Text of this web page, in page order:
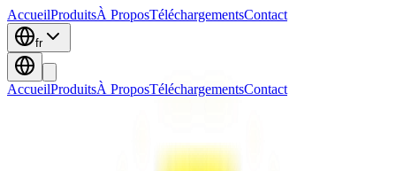
AccueilProduitsÀ ProposTéléchargementsContact
fr
AccueilProduitsÀ ProposTéléchargementsContact